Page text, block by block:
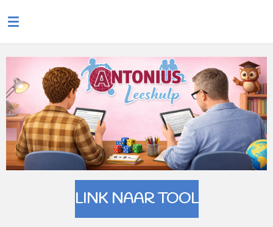
direct
de
hoofdinhoud
LINK NAAR TOOL